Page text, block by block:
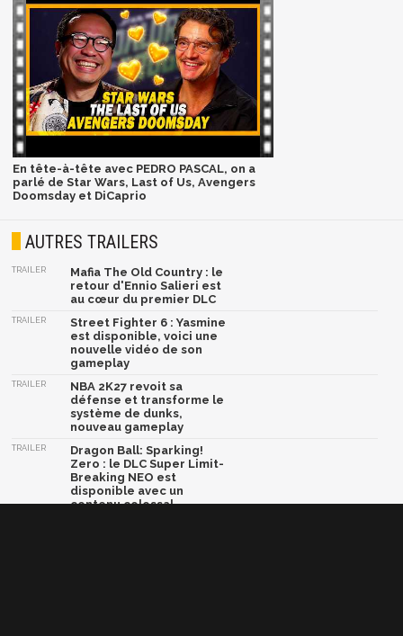
En tête-à-tête avec PEDRO PASCAL, on a
parlé de Star Wars, Last of Us, Avengers
Doomsday et DiCaprio
AUTRES TRAILERS
TRAILER
Mafia The Old Country : le
retour d'Ennio Salieri est
au cœur du premier DLC
TRAILER
Street Fighter 6 : Yasmine
est disponible, voici une
nouvelle vidéo de son
gameplay
TRAILER
NBA 2K27 revoit sa
défense et transforme le
système de dunks,
nouveau gameplay
TRAILER
Dragon Ball: Sparking!
Zero : le DLC Super Limit-
Breaking NEO est
disponible avec un
contenu colossal